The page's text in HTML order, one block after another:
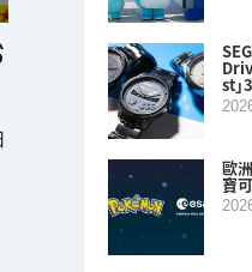
st
歐
寶